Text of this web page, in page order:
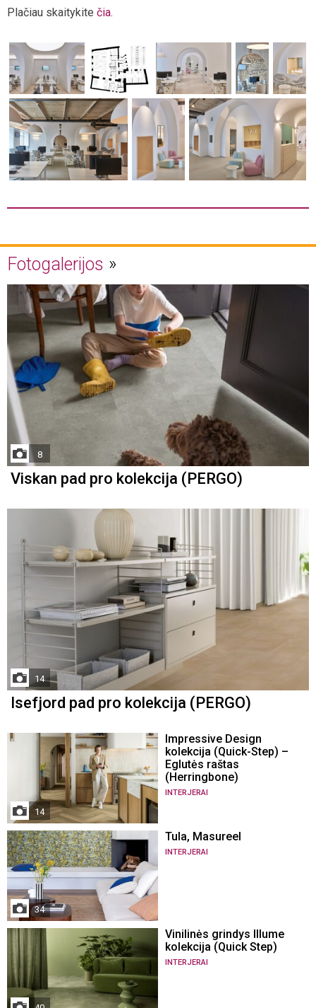
Plačiau skaitykite čia.
Fotogalerijos
8
Viskan pad pro kolekcija (PERGO)
14
Isefjord pad pro kolekcija (PERGO)
14
Impressive Design
kolekcija (Quick-Step) –
Eglutės raštas
(Herringbone)
INTERJERAI
34
Tula, Masureel
INTERJERAI
Vinilinės grindys Illume
kolekcija (Quick Step)
INTERJERAI